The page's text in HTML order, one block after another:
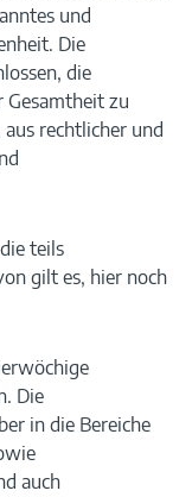
und
Die
die
Gesamtheit zu
rechtlicher und
teils
gilt es, hier noch
Die
in die Bereiche
auch